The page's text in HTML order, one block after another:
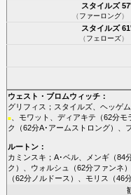
スタイルズ57'
（ファーロング）
スタイルズ61'
（フェローズ）
ウェスト・ブロムウィッチ：
グリフィス ； スタイルズ、 ヘッゲム
■、 モワット ディアキテ （62分モ
ク
（62分A･アームストロング）、
ルートン：
カミンスキ ； A･ベル、 メンギ（84
ク ）、 ウォルシュ （62分ファンネ
（62分ノルドース ）、 モリス （46